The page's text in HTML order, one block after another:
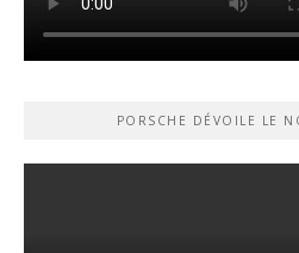
PORSCHE DÉVOILE LE